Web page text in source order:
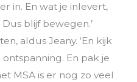
in. En wat je inlevert,
blijf bewegen.’
aldus Jeany. ‘En kijk
En pak je
MSA is er nog zo veel